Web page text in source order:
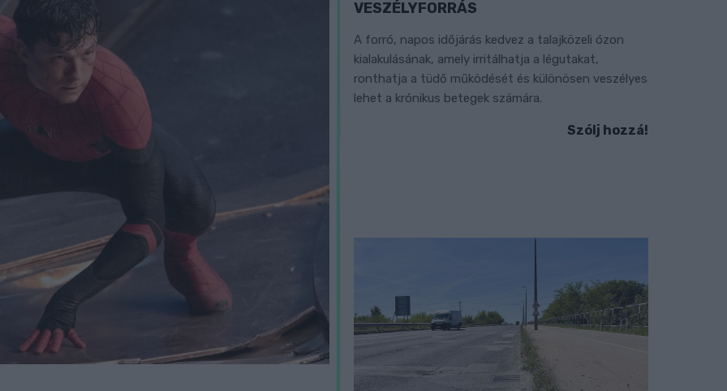
VESZÉLYFORRÁS
A forró, napos időjárás kedvez a talajközeli ózon
kialakulásának, amely irritálhatja a légutakat,
ronthatja a tüdő működését és különösen veszélyes
lehet a krónikus betegek számára.
Szólj hozzá!